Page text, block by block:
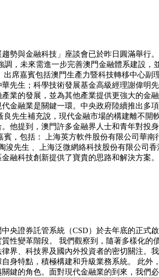
勢與金融科技」座談會已於昨日圓滿舉
，未來需進一步完善澳門金融體系建設
席嘉賓包括澳門生產力暨科技轉移中心
先生；科學技術發展基金高級經理謝偉
業的發展，並為其他產業提供更強大的
金融業是關鍵一環。中央政府陸續推出
先生補充說，現代金融市場的構建離不
他提到，澳門許多金融界人士和青年對
，包括： 上海英方軟件股份有限公司華
浚先生 、上海泛微網絡科技股份有限公司
融科技創新提供了寶貴的思路和解決方
央證券託管系統（CSD）於去年底的正
性變革階段。 我們觀察到，隨著多樣化
界、科技界及國內外投資者的密切關注
身特點，積極構建和升級業務系統。 此
鍵的角色。面對現代金融業的到來，我